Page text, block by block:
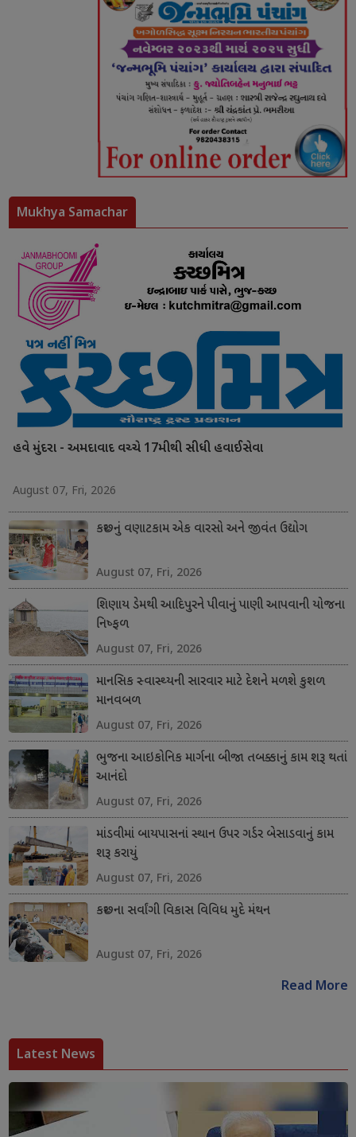
Mukhya Samachar
હવે મુંદરા - અમદાવાદ વચ્ચે 17મીથી સીધી હવાઈસેવા
August 07, Fri, 2026
કચ્છનું વણાટકામ એક વારસો અને જીવંત ઉદ્યોગ
August 07, Fri, 2026
શિણાય ડેમથી આદિપુરને પીવાનું પાણી આપવાની યોજના
નિષ્ફળ
August 07, Fri, 2026
માનસિક સ્વાસ્થ્યની સારવાર માટે દેશને મળશે કુશળ
માનવબળ
August 07, Fri, 2026
ભુજના આઇકોનિક માર્ગના બીજા તબક્કાનું કામ શરૂ થતાં
આનંદો
August 07, Fri, 2026
માંડવીમાં બાયપાસનાં સ્થાન ઉપર ગર્ડર બેસાડવાનું કામ
શરૂ કરાયું
August 07, Fri, 2026
કચ્છના સર્વાંગી વિકાસ વિવિધ મુદે મંથન
August 07, Fri, 2026
Read More
Latest News